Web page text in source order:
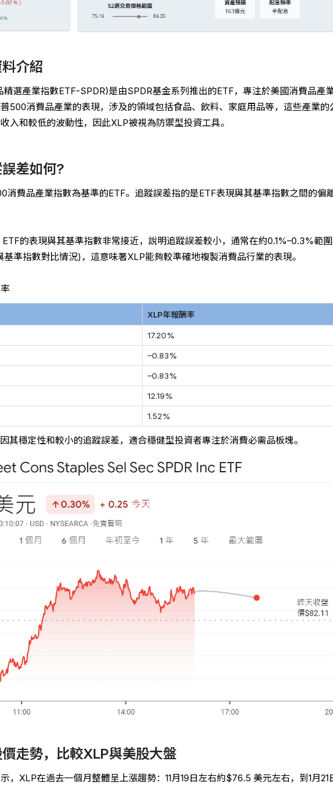
介紹
精選產業指數ETF-SPDR)是由SPDR基金系列推出的ETF，專注於美國消費品產
500消費品產業的表現，涉及的領域包括食品、飲料、家庭用品等，這些產業的
入和較低的波動性，因此XLP被視為防禦型投資工具。
差如何?
消費品產業指數為基準的ETF。追蹤誤差指的是ETF表現與其基準指數之間的偏
的表現與其基準指數非常接近，說明追蹤誤差較小，通常在約0.1%–0.3%範
基準指數對比情況)，這意味著XLP能夠較準確地複製消費品行業的表現。
XLP年報酬率
17.20%
–0.83%
–0.83%
12.19%
1.52%
其穩定性和較小的追蹤誤差，適合穩健型投資者專注於消費必需品板塊。
走勢，比較XLP與美股大盤
，XLP在過去一個月整體呈上漲趨勢：11月19日左右約$76.5 美元左右，到1月21